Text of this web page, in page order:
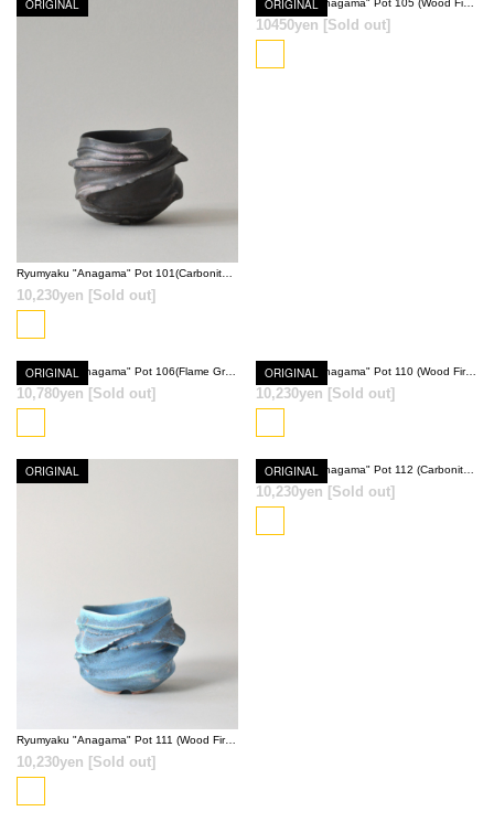
SOLD OUT
ORIGINAL
10,230yen [Sold out]
ORIGINAL
10450yen [Sold out]
ORIGINAL Ryumyaku "Anagama" Pot 106(Flame Gray)
10,780yen [Sold out]
ORIGINAL Ryumyaku "Anagama" Pot 110 (Wood Fired Red)
10,230yen [Sold out]
SOLD OUT
ORIGINAL
Ryumyaku "Anagama" Pot 111 (Wood Fired Red)
10,230yen [Sold out]
ORIGINAL
10,230yen [Sold out]